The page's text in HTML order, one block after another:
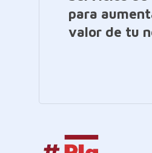
para
valor de tu